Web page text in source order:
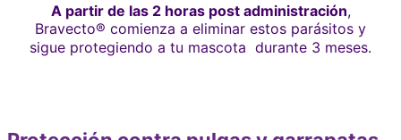
A partir de las 2 horas post administración,
Bravecto® comienza a eliminar estos parásitos y
sigue protegiendo a tu mascota durante 3 meses.